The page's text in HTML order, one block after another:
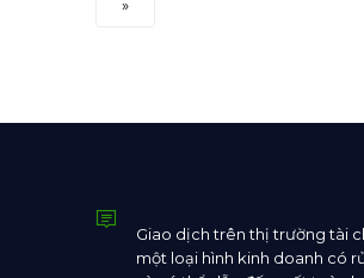
»
Giao dịch trên thị trường tài
một loại hình kinh doanh có